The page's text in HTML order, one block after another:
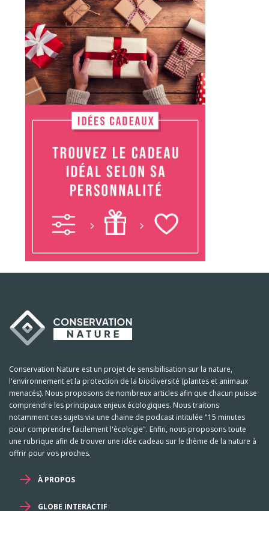
Conservation Nature est un projet de sensibilisation sur la nature,
l'environnement et la protection de la biodiversité (plantes et animaux
menacés). Nous proposons de nombreux articles afin que chacun puisse
comprendre les principaux enjeux écologiques. Nous traitons
notamment ces sujets via une chaine de podcast intitulée "15 minutes
pour comprendre facilement l'écologie". Enfin, nous proposons toute
une rubrique afin de trouver une idée cadeau sur le thème de la nature à
offrir pour vos proches.
À PROPOS
GLOBE INTERACTIF